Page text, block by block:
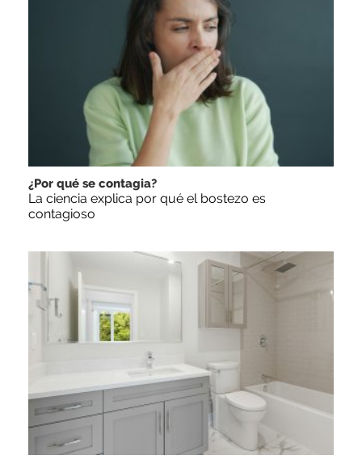
¿Por qué se contagia?
La ciencia explica por qué el bostezo es
contagioso